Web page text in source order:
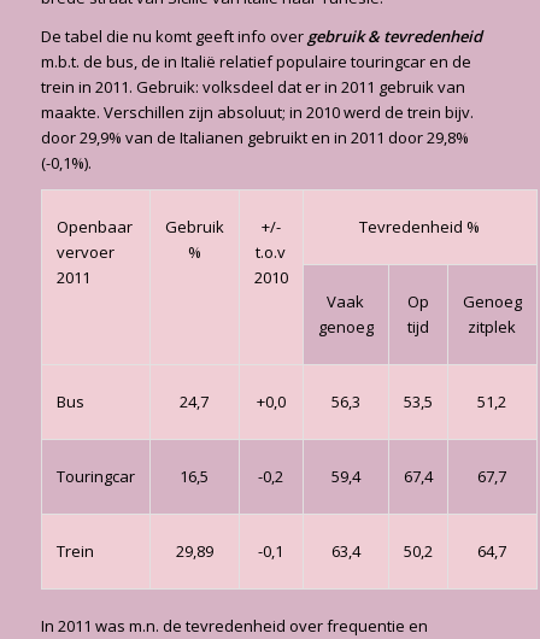
De tabel die nu komt geeft info over gebruik & tevredenheid
m.b.t. de bus, de in Italië relatief populaire touringcar en de
trein in 2011. Gebruik: volksdeel dat er in 2011 gebruik van
maakte. Verschillen zijn absoluut; in 2010 werd de trein bijv.
door 29,9% van de Italianen gebruikt en in 2011 door 29,8%
(-0,1%).
Openbaar
vervoer
2011
Gebruik
%
+/-
t.o.v
2010
Tevredenheid %
Vaak
genoeg
Op
tijd
Genoeg
zitplek
Bus 24,7 +0,0 56,3 53,5 51,2
Touringcar 16,5 -0,2 59,4 67,4 67,7
Trein 29,89 -0,1 63,4 50,2 64,7
In 2011 was m.n. de tevredenheid over frequentie en